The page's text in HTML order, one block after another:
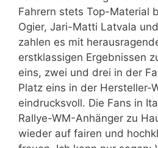
Fahrern stets Top-Material
Ogier, Jari-Matti Latvala
zahlen es mit
erstklassigen Ergebnissen
eins, zwei und drei in der
Platz eins in der Hersteller-
eindrucksvoll. Die Fans in
Rallye-WM-Anhänger zu
wieder auf fairen und